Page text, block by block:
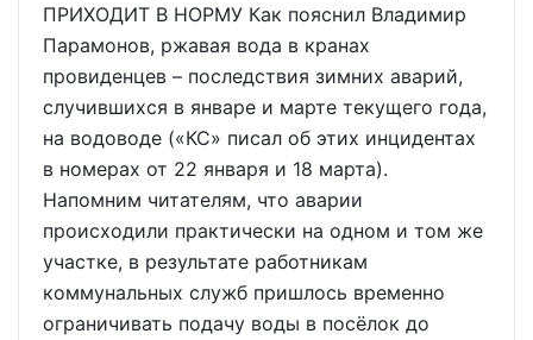
ПРИХОДИТ В НОРМУ Как пояснил Владимир
Парамонов, ржавая вода в кранах
провиденцев – последствия зимних аварий,
случившихся в январе и марте текущего года,
на водоводе («КС» писал об этих инцидентах
в номерах от 22 января и 18 марта).
Напомним читателям, что аварии
происходили практически на одном и том же
участке, в результате работникам
коммунальных служб пришлось временно
ограничивать подачу воды в посёлок до